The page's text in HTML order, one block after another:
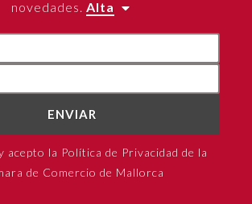
novedades. Alta
ENVIAR
acepto la Política de Privacidad de la
de Comercio de Mallorca